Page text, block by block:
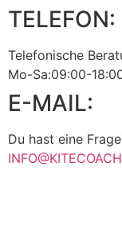
TELEFON:
Telefonische
Mo-Sa:09:00-
E-MAIL:
Du hast eine